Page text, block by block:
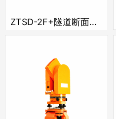
ZTSD-2F+隧道断面检测仪